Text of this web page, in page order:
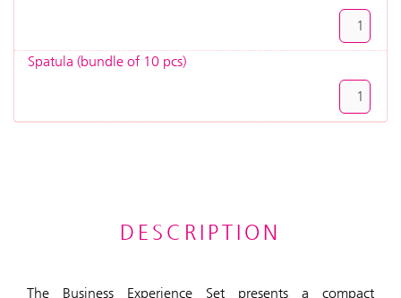
Spatula (bundle of 10 pcs)
DESCRIPTION
The Business Experience Set presents a compact